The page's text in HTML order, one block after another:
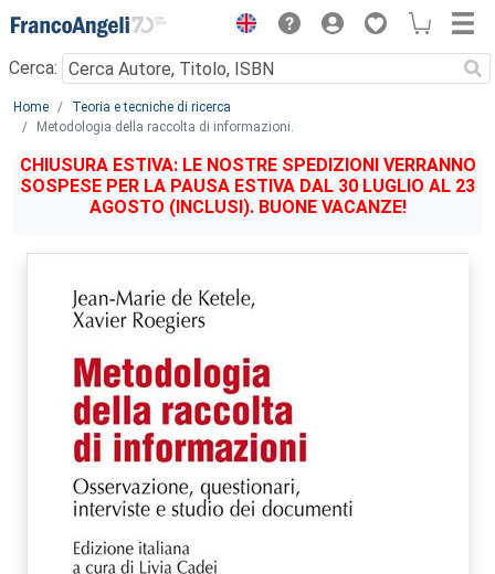
Menu
Cerca:
Main content
Home
Teoria e tecniche di ricerca
Metodologia della raccolta di informazioni.
CHIUSURA ESTIVA: LE NOSTRE SPEDIZIONI VERRANNO
SOSPESE PER LA PAUSA ESTIVA DAL 30 LUGLIO AL 23
AGOSTO (INCLUSI). BUONE VACANZE!